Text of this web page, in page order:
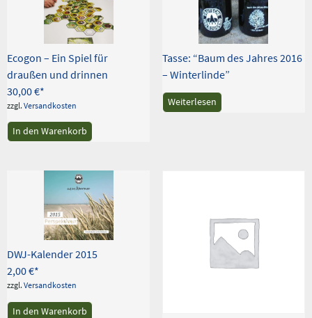
Ecogon – Ein Spiel für
draußen und drinnen
30,00€
zzgl. Versandkosten
In den Warenkorb
Tasse: “Baum des Jahres 2016
– Winterlinde”
Weiterlesen
DWJ-Kalender 2015
2,00€
zzgl. Versandkosten
In den Warenkorb